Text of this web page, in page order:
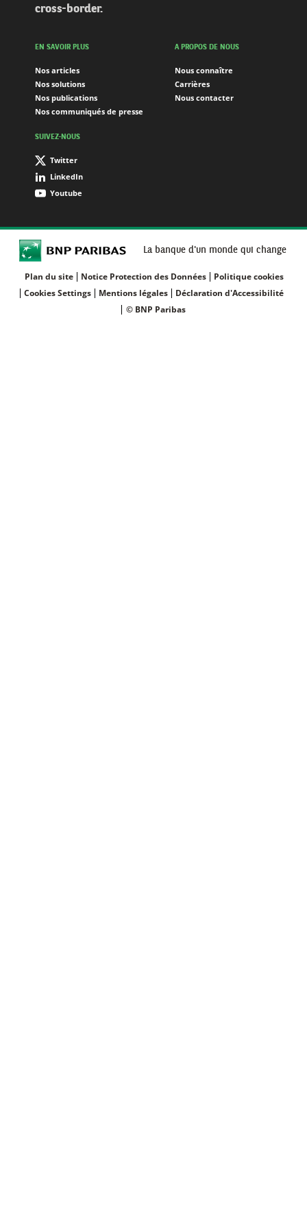
cross-border.
EN SAVOIR PLUS
Nos articles
Nos solutions
Nos publications
Nos communiqués de presse
A PROPOS DE NOUS
Nous connaître
Carrières
Nous contacter
SUIVEZ-NOUS
Twitter
LinkedIn
Youtube
La banque d'un monde qui change
Plan du site Notice Protection des Données
Politique cookies
Cookies Settings
Mentions légales
Déclaration d'Accessibilité
© BNP Paribas